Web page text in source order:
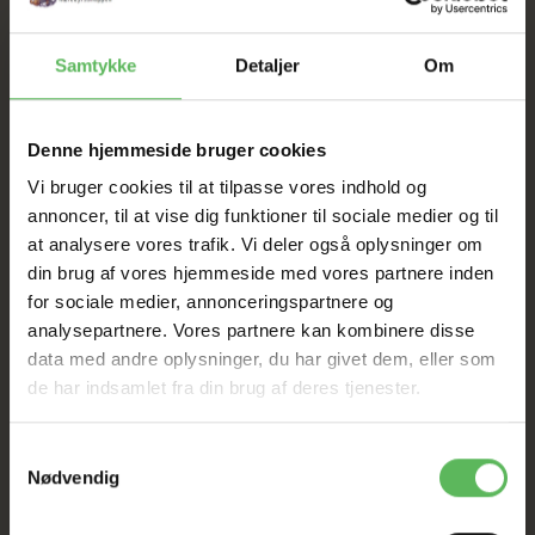
Samtykke Detaljer Om
Denne hjemmeside bruger cookies
Vi bruger cookies til at tilpasse vores indhold og
annoncer, til at vise dig funktioner til sociale medier og til
at analysere vores trafik. Vi deler også oplysninger om
din brug af vores hjemmeside med vores partnere inden
for sociale medier, annonceringspartnere og
analysepartnere. Vores partnere kan kombinere disse
data med andre oplysninger, du har givet dem, eller som
de har indsamlet fra din brug af deres tjenester.
Nødvendig
Premium snack med insekter og gulerødder.
Genlukkelig pose.
Næringsværdier og produktionsforhold er
regelmæssigt kontrolleret af SGS Institut
Fresenius
Ingredienser:
Derivater af vegetabisls oprindelse, 29 % gulerod, 20 %
tørrede melorme (Tenebrio molitor), 5 % tørrede
græshopper (Gryllus testaceus).
Analytiske bestanddele:
Råfibre: 3,7 %